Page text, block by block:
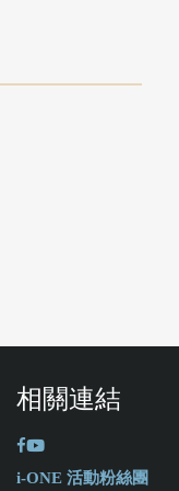
相關連結
i-ONE 活動粉絲團